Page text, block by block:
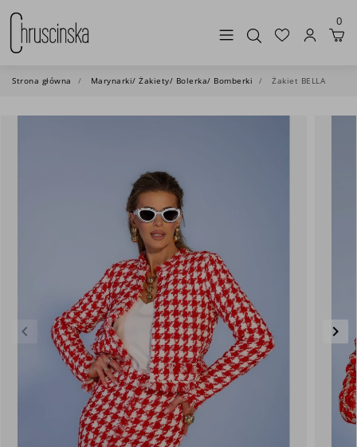
0
Strona główna Marynarki/ Żakiety/ Bolerka/ Bomberki Żakiet BELLA
Poprzedni
keyboard_arrow_left keyboard_arrow_right